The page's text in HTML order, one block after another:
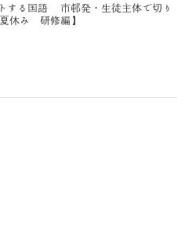
する国語 市邨発・生徒主体で切り
休み 研修編】